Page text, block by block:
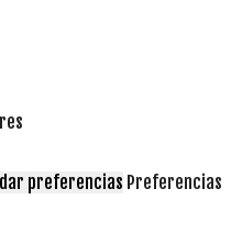
preferencias Preferencias